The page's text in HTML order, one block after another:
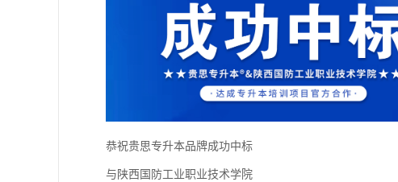
恭祝贵思专升本品牌成功中标
与陕西国防工业职业技术学院